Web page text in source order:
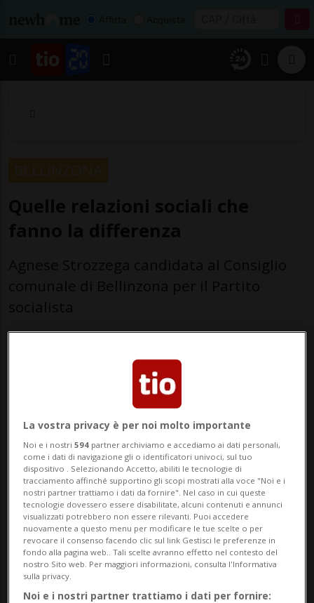
Agnese Strozzega
di Redazione
La vostra privacy è per noi molto importante
Noi e i nostri594 partner archiviamo e accediamo ai dati personali,
come i dati di navigazione gli o identificatori univoci, sul tuo
dispositivo . Selezionando Accetto, abiliti le tecnologie di
tracciamento affinché supportino gli scopi mostrati alla voce "Noi e i
nostri partner trattiamo i dati da fornire". Nel caso in cui queste
tecnologie dovessero essere disabilitate, alcuni contenuti e annunci
visualizzati potrebbero non essere rilevanti. Puoi accedere
nuovamente a questo menu per modificare le tue scelte o per
revocare il consenso facendo clic sul link Gestisci le preferenze in
fondo alla pagina web.. Tali scelte avranno effetto nel contesto del
nostro Sito web. Per maggiori informazioni, consulta l'Informativa
sulla privacy.
Noi e i nostri partner trattiamo i dati per fornire: